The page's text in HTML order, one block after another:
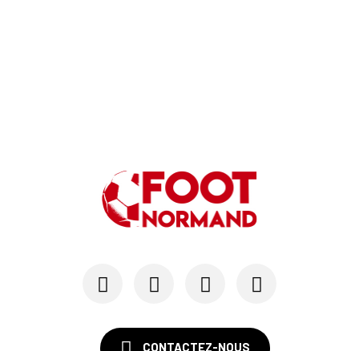
SM CAEN - MERCATO
Avec Mohamed Hafid, Malherbe veut frapper un gr...
SM Caen : Julien Meilhac quitte la direction de...
CONTACTEZ-NOUS